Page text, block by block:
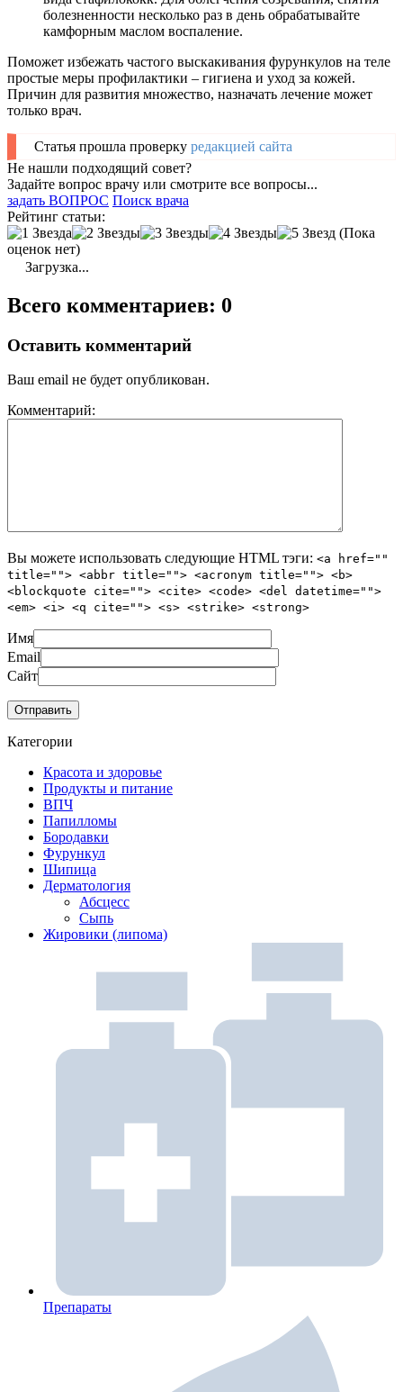
болезненности несколько раз в день обрабатывайте
камфорным маслом воспаление.
Поможет избежать частого выскакивания фурункулов на теле
простые меры профилактики – гигиена и уход за кожей.
Причин для развития множество, назначать лечение может
только врач.
Статья прошла проверку редакцией сайта
Не нашли подходящий совет?
Задайте вопрос врачу или смотрите все вопросы...
задать ВОПРОС Поиск врача
Рейтинг статьи:
(Пока
оценок нет)
Загрузка...
Всего комментариев: 0
Оставить комментарий
Ваш email не будет опубликован.
Комментарий:
Вы можете использовать следующие HTML тэги: <a href=""
title=""> <abbr title=""> <acronym title=""> <b>
<blockquote cite=""> <cite> <code> <del datetime="">
<em> <i> <q cite=""> <s> <strike> <strong>
Имя
Email
Сайт
Категории
Красота и здоровье
Продукты и питание
ВПЧ
Папилломы
Бородавки
Фурункул
Шипица
Дерматология
Абсцесс
Сыпь
Жировики (липома)
Препараты